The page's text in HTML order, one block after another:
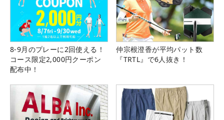
8-9月のプレーに2回使える！
コース限定2,000円クーポン
配布中！
仲宗根澄香が平均パット数
『TRTL』で6人抜き！